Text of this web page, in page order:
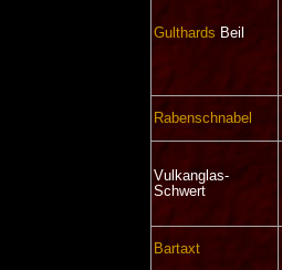
Gulthards Beil
Rabenschnabel
Vulkanglas-
Schwert
Bartaxt